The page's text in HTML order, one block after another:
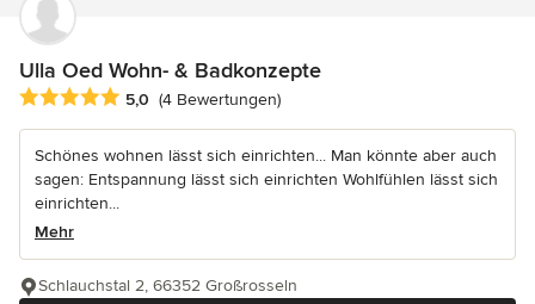
Ulla Oed Wohn- & Badkonzepte
Durchschnittliche Bewertung: 5 von 5 Sternen
5,0 (4 Bewertungen)
Schönes wohnen lässt sich einrichten... Man könnte aber auch
sagen: Entspannung lässt sich einrichten Wohlfühlen lässt sich
einrichten...
Mehr
Schlauchstal 2, 66352 Großrosseln